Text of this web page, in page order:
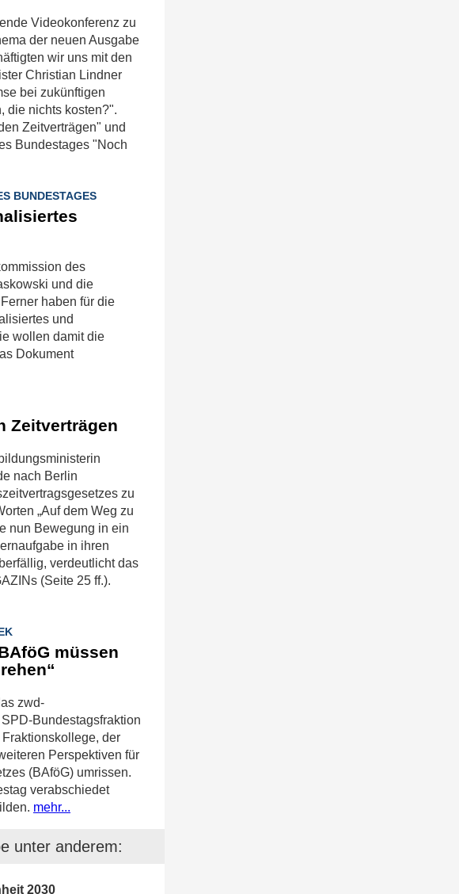
Videokonferenz zu
der neuen Ausgabe
wir uns mit den
Christian Lindner
bei zukünftigen
die nichts kosten?".
Zeitverträgen" und
Bundestages "Noch
BUNDESTAGES
des
und die
haben für die
und
wollen damit die
Dokument
Zeitverträgen
nach Berlin
zu
„Auf dem Weg zu
nun Bewegung in ein
in ihren
verdeutlicht das
(Seite 25 ff.).
müssen
zwd-
Bundestagsfraktion
der
Perspektiven für
(BAföG) umrissen.
verabschiedet
mehr...
unter anderem:
2030